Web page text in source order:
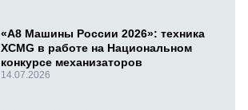
«А8 Машины России 2026»: техника
XCMG в работе на Национальном
конкурсе механизаторов
14.07.2026